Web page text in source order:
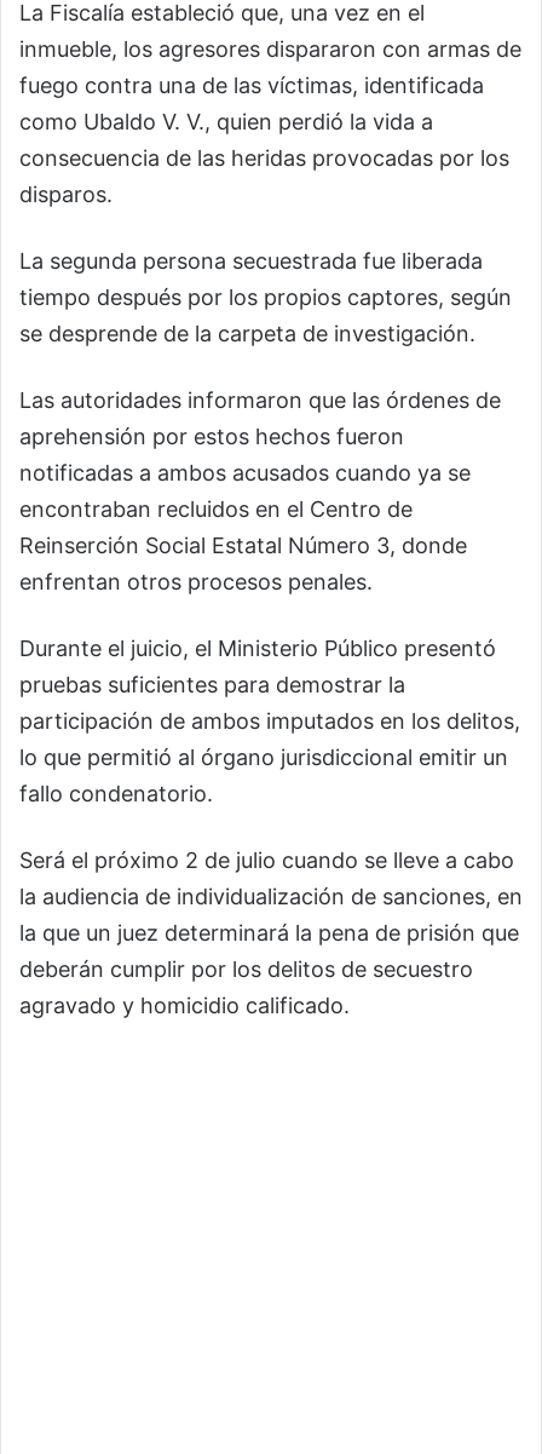
La Fiscalía estableció que, una vez en el
inmueble, los agresores dispararon con armas de
fuego contra una de las víctimas, identificada
como Ubaldo V. V., quien perdió la vida a
consecuencia de las heridas provocadas por los
disparos.
La segunda persona secuestrada fue liberada
tiempo después por los propios captores, según
se desprende de la carpeta de investigación.
Las autoridades informaron que las órdenes de
aprehensión por estos hechos fueron
notificadas a ambos acusados cuando ya se
encontraban recluidos en el Centro de
Reinserción Social Estatal Número 3, donde
enfrentan otros procesos penales.
Durante el juicio, el Ministerio Público presentó
pruebas suficientes para demostrar la
participación de ambos imputados en los delitos,
lo que permitió al órgano jurisdiccional emitir un
fallo condenatorio.
Será el próximo 2 de julio cuando se lleve a cabo
la audiencia de individualización de sanciones, en
la que un juez determinará la pena de prisión que
deberán cumplir por los delitos de secuestro
agravado y homicidio calificado.